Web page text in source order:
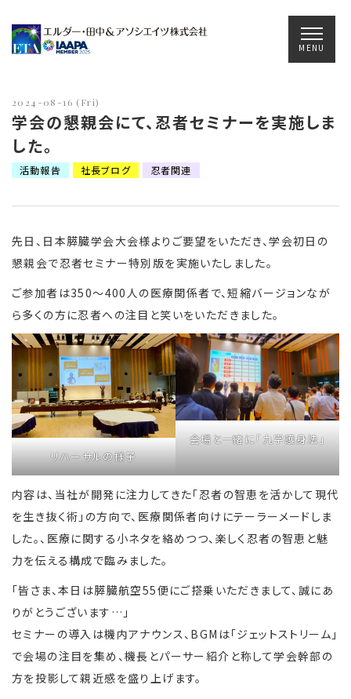
Main Navigation MENU
2024-08-16 (Fri)
学会の懇親会にて、忍者セミナーを実施しま
した。
活動報告 社長ブログ 忍者関連
先日、日本膵臓学会大会様よりご要望をいただき、学会初日の
懇親会で忍者セミナー特別版を実施いたしました。
ご参加者は350～400人の医療関係者で、短縮バージョンなが
ら多くの方に忍者への注目と笑いをいただきました。
リハーサルの様子
会場と一緒に「九字護身法」
内容は、当社が開発に注力してきた「忍者の智恵を活かして現代
を生き抜く術」の方向で、医療関係者向けにテーラーメードしま
した。、医療に関する小ネタを絡めつつ、楽しく忍者の智恵と魅
力を伝える構成で臨みました。
「皆さま、本日は膵臓航空55便にご搭乗いただきまして、誠にあ
りがとうございます…」
セミナーの導入は機内アナウンス、BGMは「ジェットストリーム」
で会場の注目を集め、機長とパーサー紹介と称して学会幹部の
方を投影して親近感を盛り上げます。